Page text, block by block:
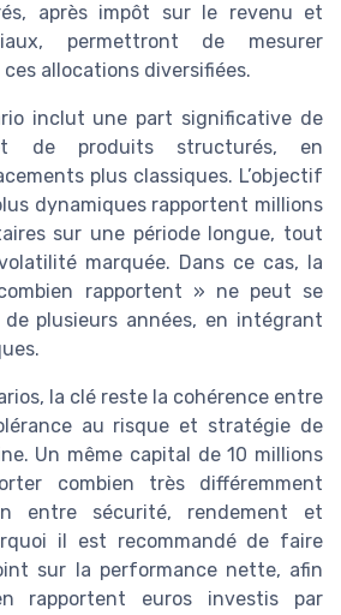
après impôt sur le revenu et
permettront de mesurer
allocations diversifiées.
inclut une part significative de
de produits structurés, en
plus classiques. L’objectif
dynamiques rapportent millions
sur une période longue, tout
marquée. Dans ce cas, la
rapportent » ne peut se
de plusieurs années, en intégrant
la clé reste la cohérence entre
au risque et stratégie de
Un même capital de 10 millions
combien très différemment
entre sécurité, rendement et
il est recommandé de faire
sur la performance nette, afin
rapportent euros investis par